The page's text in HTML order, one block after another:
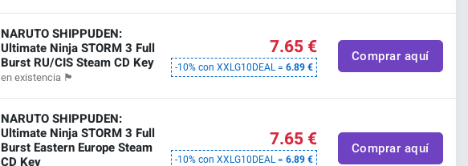
NARUTO SHIPPUDEN:
Ultimate Ninja STORM 3 Full
Burst RU/CIS Steam CD Key
en existencia 🏴
7.65 €
-10% con XXLG10DEAL = 6.89 €
Comprar aquí
NARUTO SHIPPUDEN:
Ultimate Ninja STORM 3 Full
Burst Eastern Europe Steam
CD Key
7.65 €
-10% con XXLG10DEAL = 6.89 €
Comprar aquí